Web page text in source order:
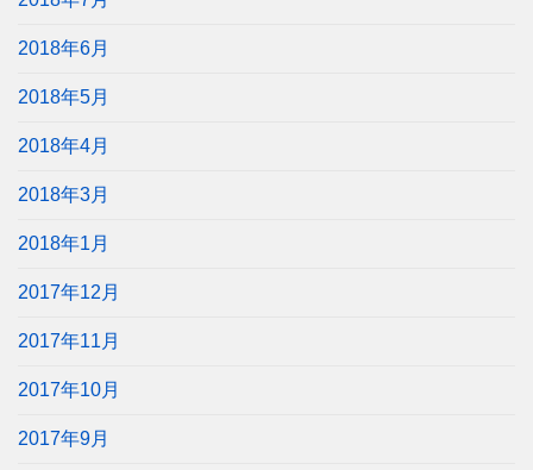
2018年6月
2018年5月
2018年4月
2018年3月
2018年1月
2017年12月
2017年11月
2017年10月
2017年9月